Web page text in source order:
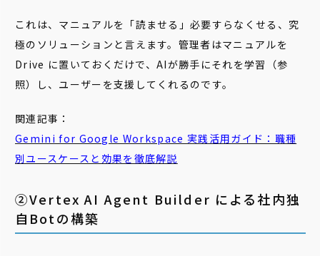
これは、マニュアルを「読ませる」必要すらなくせる、究
極のソリューションと言えます。管理者はマニュアルを
Drive に置いておくだけで、AIが勝手にそれを学習（参
照）し、ユーザーを支援してくれるのです。
関連記事：
Gemini for Google Workspace 実践活用ガイド：職種
別ユースケースと効果を徹底解説
②Vertex AI Agent Builder による社内独
自Botの構築